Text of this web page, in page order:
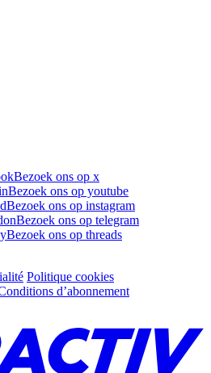
Bezoek ons op x
Bezoek ons op youtube
Bezoek ons op instagram
Bezoek ons op telegram
Bezoek ons op threads
Politique cookies
d’abonnement